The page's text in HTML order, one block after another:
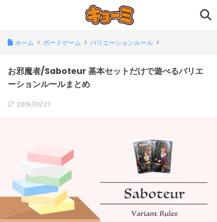
ホーム ボードゲーム バリエーションルール
お邪魔者/Saboteur 基本セットだけで遊べるバリエ
ーションルールまとめ
2019/01/27